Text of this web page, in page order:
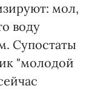
мол,
воду
Супостаты
"молодой